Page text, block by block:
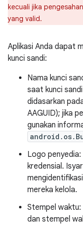
kecuali jika
yang valid.
Aplikasi Anda dapat
kunci sandi:
Nama kunci
saat kunci
didasarkan
AAGUID); jika
gunakan
Logo penyedia:
kredensial.
mereka kelola.
Stempel
dan stempel